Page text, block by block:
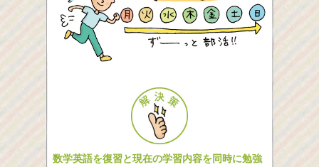
数学英語を復習と現在の学習内容を同時に勉強